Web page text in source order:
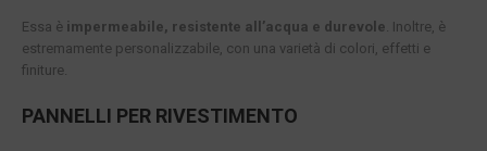
Essa è impermeabile, resistente all’acqua e durevole . Inoltre, è
estremamente personalizzabile, con una varietà di colori, effetti e
finiture.
PANNELLI PER RIVESTIMENTO